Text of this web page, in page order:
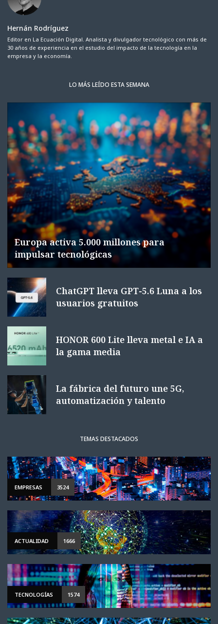
Hernán Rodríguez
Editor en La Ecuación Digital. Analista y divulgador tecnológico con más de
30 años de experiencia en el estudio del impacto de la tecnología en la
empresa y la economía.
LO MÁS LEÍDO ESTA SEMANA
Europa activa 5.000 millones para
impulsar tecnológicas
ChatGPT lleva GPT-5.6 Luna a los
usuarios gratuitos
HONOR 600 Lite lleva metal e IA a
la gama media
La fábrica del futuro une 5G,
automatización y talento
TEMAS DESTACADOS
EMPRESAS 3524
ACTUALIDAD 1666
TECNOLOGÍAS 1574